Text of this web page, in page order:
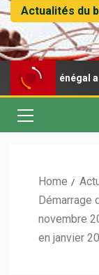
Actualités du
Home
Démarrage
novembre
en janvier